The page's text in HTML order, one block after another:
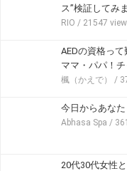
ス”検証してみ
RIO / 21547 view
AEDの資格っ
ママ・パパ！
楓（かえで） /
今日からあな
Abhasa Spa /
20代30代女性